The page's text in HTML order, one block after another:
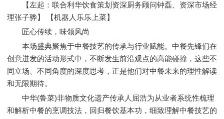
【左起：联合利华饮食策划资深厨务顾问钟磊、资深市场经
理张子骅】 【机器人乐乐上菜】
匠心传续，味领风尚
本场盛典聚焦于中餐技艺的传承与行业赋能。中餐先锋们在
创意迸发的活动形式中，不断发生前沿观点的高能碰撞，这些不
同立场、不同角度的深度思考，正是他们对中餐未来的理性解读
和无限期待。
中华(鲁菜)非物质文化遗产传承人屈浩为从业者系统性梳理
和解析中餐的烹调技法，回归餐饮基本功，细致理解中餐技艺的